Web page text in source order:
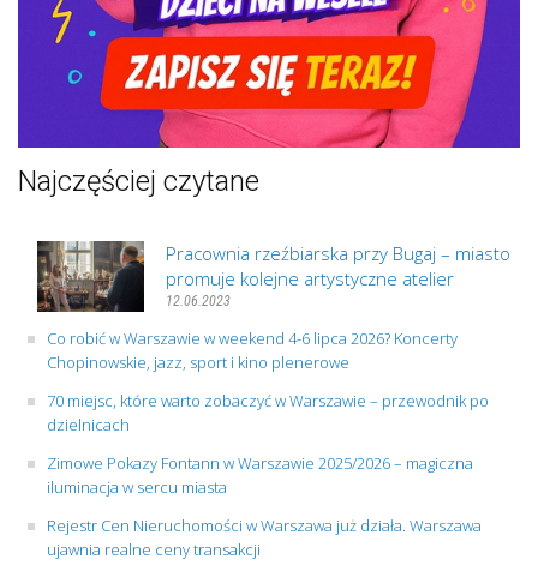
Najczęściej czytane
Pracownia rzeźbiarska przy Bugaj – miasto
promuje kolejne artystyczne atelier
12.06.2023
Co robić w Warszawie w weekend 4-6 lipca 2026? Koncerty
Chopinowskie, jazz, sport i kino plenerowe
70 miejsc, które warto zobaczyć w Warszawie – przewodnik po
dzielnicach
Zimowe Pokazy Fontann w Warszawie 2025/2026 – magiczna
iluminacja w sercu miasta
Rejestr Cen Nieruchomości w Warszawa już działa. Warszawa
ujawnia realne ceny transakcji